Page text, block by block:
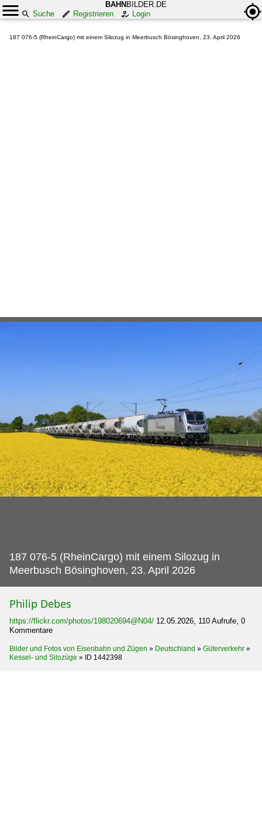
BAHN BILDER.DE
Suche
Registrieren Login
187 076-5 (RheinCargo) mit einem Silozug in Meerbusch Bösinghoven, 23. April 2026
187 076-5 (RheinCargo) mit einem Silozug in
Meerbusch Bösinghoven, 23. April 2026
Philip Debes
https://flickr.com/photos/198020694@N04/ 12.05.2026, 110 Aufrufe, 0
Kommentare
Bilder und Fotos von Eisenbahn und Zügen » Deutschland » Güterverkehr »
Kessel- und Silozüge » ID 1442398